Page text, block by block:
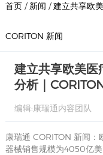
首页/ 新闻 /建立共享欧
CORITON 新闻
建立共享欧美医
分析｜
编辑:康瑞通内容团队
康瑞通 CORITON 新闻
器械销售规模为4050亿